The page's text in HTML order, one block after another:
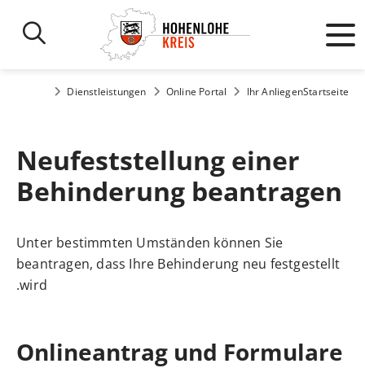
Startseite
Ihr Anliegen
Online Portal
Dienstleistungen
Neufeststellung einer
Behinderung beantragen
Unter bestimmten Umständen können Sie
beantragen, dass Ihre Behinderung neu festgestellt
wird.
Onlineantrag und Formulare